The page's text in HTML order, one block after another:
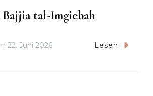
Bajjia tal-Imgiebah
22. Juni 2026 Lesen